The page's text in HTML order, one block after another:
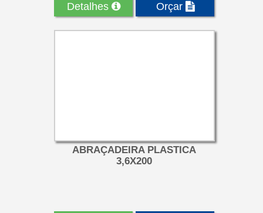
Detalhes Orçar
ABRAÇADEIRA PLASTICA
3,6X200